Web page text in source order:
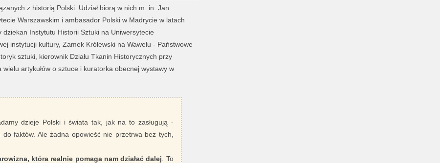
z historią Polski. Udział biorą w nich m. in. Jan
Warszawskim i ambasador Polski w Madrycie w latach
Instytutu Historii Sztuki na Uniwersytecie
instytucji kultury, Zamek Królewski na Wawelu - Państwowe
sztuki, kierownik Działu Tkanin Historycznych przy
artykułów o sztuce i kuratorka obecnej wystawy w
dzieje Polski i świata tak, jak na to zasługują -
faktów. Ale żadna opowieść nie przetrwa bez tych,
która realnie pomaga nam działać dalej . To